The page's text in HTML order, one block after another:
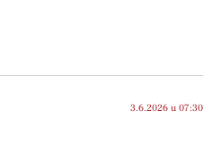
3.6.2026 u 07:30